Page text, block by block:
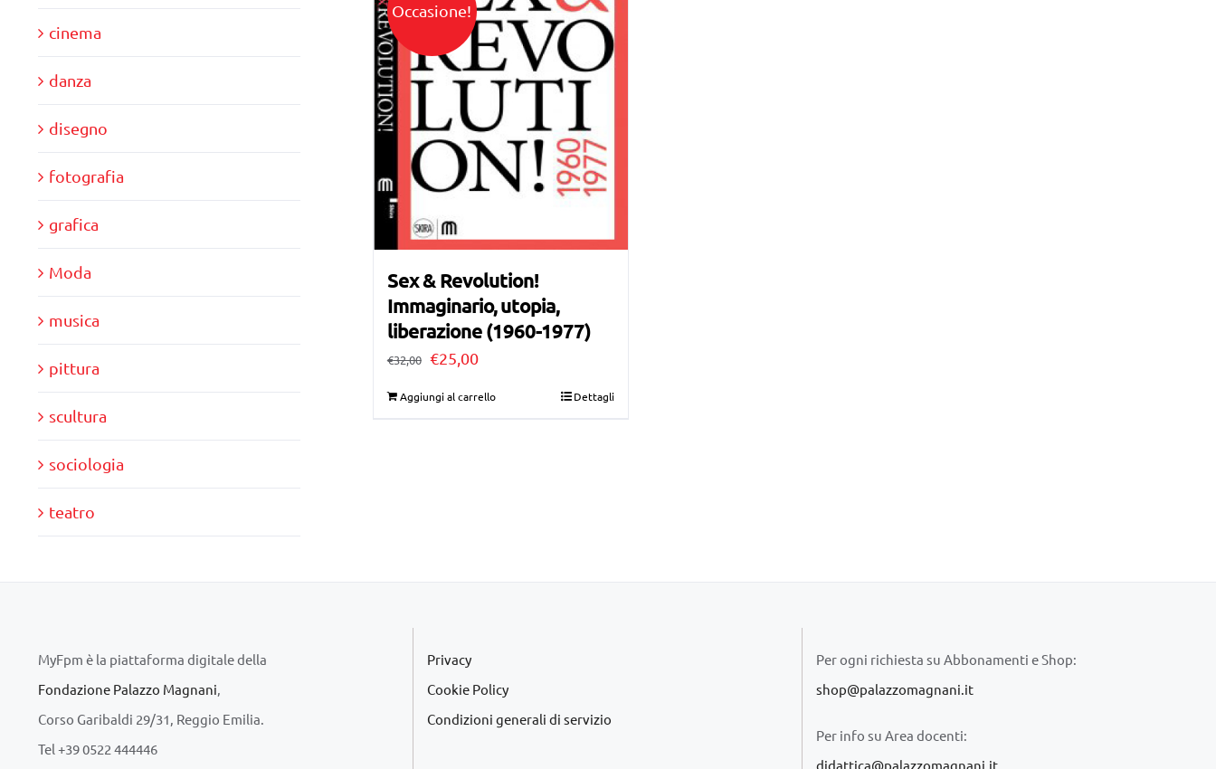
Occasione!
Sex & Revolution!
Immaginario, utopia,
liberazione (1960-1977)
€32,00 Il
€25,00Il
Aggiungi al carrello Dettagli
cinema
danza
disegno
fotografia
grafica
Moda
musica
pittura
scultura
sociologia
teatro
MyFpm è la piattaforma digitale della
Fondazione Palazzo Magnani
Corso Garibaldi 29/31, Reggio Emilia.
Tel +39 0522 444446
Privacy
Cookie Policy
Condizioni generali di servizio
Per ogni richiesta su Abbonamenti e Shop:
shop@palazzomagnani.it
Per info su Area docenti:
didattica@palazzomagnani.it